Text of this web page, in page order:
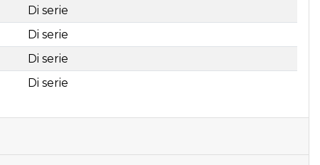
Di serie
Di serie
Di serie
Di serie